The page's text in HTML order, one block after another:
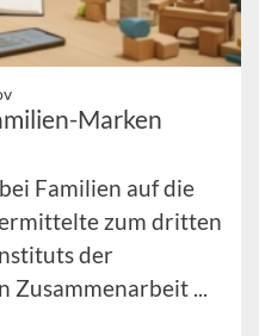
Marken
Familien auf die
zum dritten
der
Zusammenarbeit ...